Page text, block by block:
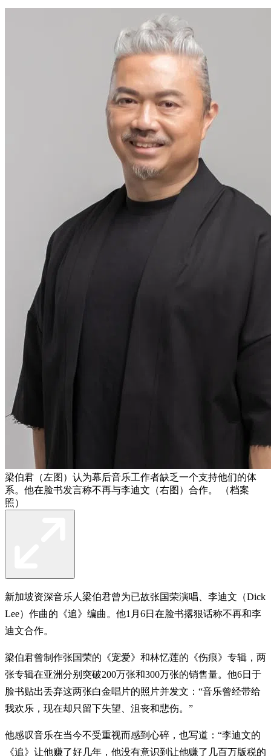
梁伯君（左图）认为幕后音乐工作者缺乏一个支持他们的体
系。他在脸书发言称不再与李迪文（右图）合作。 （档案
照）
新加坡资深音乐人梁伯君曾为已故张国荣演唱、李迪文（Dick
Lee）作曲的《追》编曲。他1月6日在脸书撂狠话称不再和李
迪文合作。
梁伯君曾制作张国荣的《宠爱》和林忆莲的《伤痕》专辑，两
张专辑在亚洲分别突破200万张和300万张的销售量。他6日于
脸书贴出丢弃这两张白金唱片的照片并发文：“音乐曾经带给
我欢乐，现在却只留下失望、沮丧和悲伤。”
他感叹音乐在当今不受重视而感到心碎，也写道：“李迪文的
《追》让他赚了好几年，他没有意识到让他赚了几百万版税的